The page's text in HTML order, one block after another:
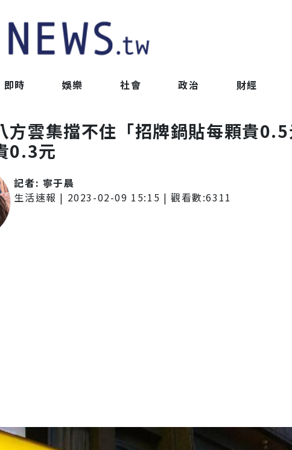
即時 娛樂 社會 政治 財經
方雲集擋不住「招牌鍋貼每顆貴
0.3元
記者: 寧于晨
生活速報 | 2023-02-09 15:15 | 觀看數:6311